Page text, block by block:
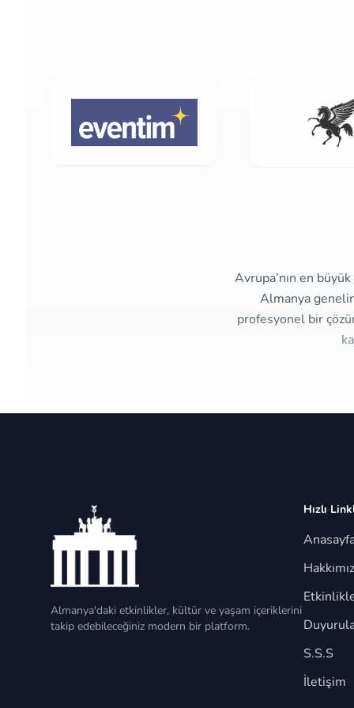
Avrupa’nın en
Almanya
profesyonel bir
Almanya'daki etkinlikler, kültür ve yaşam içeriklerini
takip edebileceğiniz modern bir platform.
Hızlı
S.S.S
İletişim